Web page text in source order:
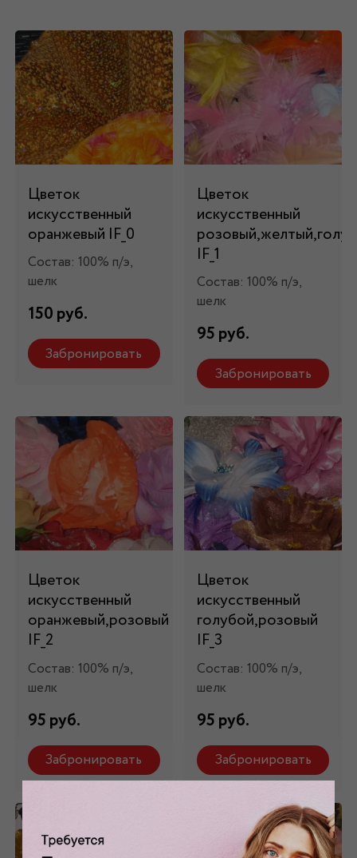
Цветок
искусственный
оранжевый IF_0
Состав: 100% п/э,
шелк
150 руб.
Забронировать
Цветок
искусственный
IF_1
Состав: 100% п/э,
шелк
95 руб.
Забронировать
Цветок
искусственный
оранжевый,розовый
IF_2
Состав: 100% п/э,
шелк
95 руб.
Забронировать
Цветок
искусственный
голубой,розовый
IF_3
Состав: 100% п/э,
шелк
95 руб.
Забронировать